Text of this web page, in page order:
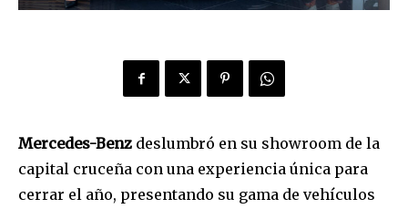
Mercedes-Benz deslumbró en su showroom de la
capital cruceña con una experiencia única para
cerrar el año, presentando su gama de vehículos